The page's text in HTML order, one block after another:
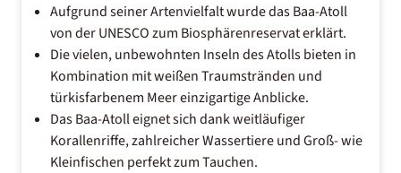
Aufgrund seiner Artenvielfalt wurde das Baa-Atoll
von der UNESCO zum Biosphärenreservat erklärt.
Die vielen, unbewohnten Inseln des Atolls bieten in
Kombination mit weißen Traumstränden und
türkisfarbenem Meer einzigartige Anblicke.
Das Baa-Atoll eignet sich dank weitläufiger
Korallenriffe, zahlreicher Wassertiere und Groß- wie
Kleinfischen perfekt zum Tauchen.